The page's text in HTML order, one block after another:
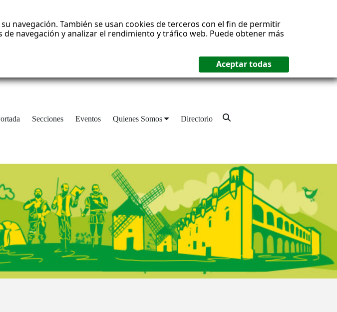
navegación. También se usan cookies de terceros con el fin de permitir
navegación y analizar el rendimiento y tráfico web. Puede obtener más
Secciones Eventos Quienes Somos Directorio